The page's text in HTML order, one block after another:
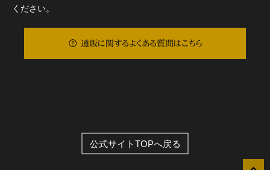
ください。
通販に関するよくある質問はこちら
公式サイトTOPへ戻る